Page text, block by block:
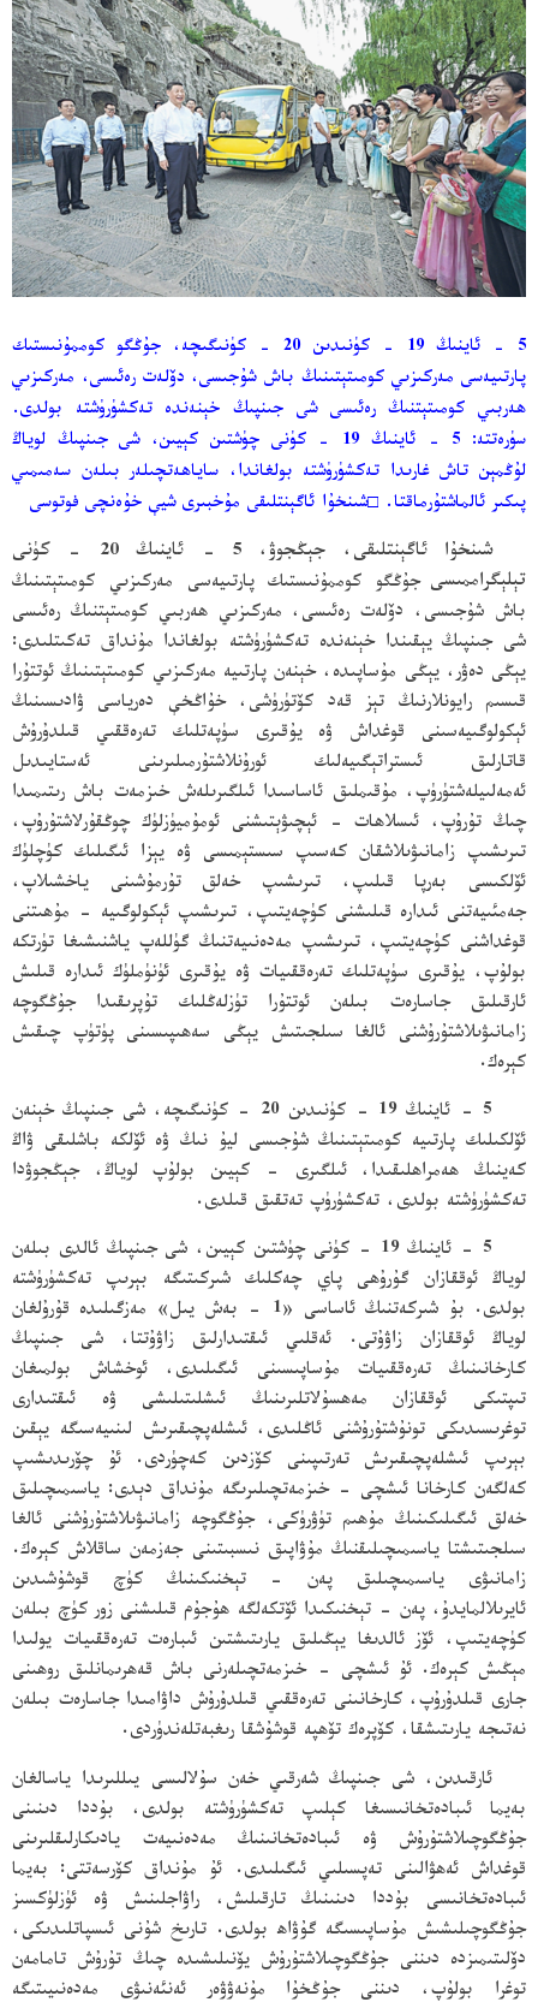
5 - ئاينىڭ 19 - كۈنىدىن 20 - كۈنىگىچە، جۇڭگو كوممۇنىستىك
پارتىيەسى مەركىزىي كومىتېتىنىڭ باش شۇجىسى، دۆلەت رەئىسى، مەركىزىي
ھەربىي كومىتېتنىڭ رەئىسى شى جىنپىڭ خېنەندە تەكشۈرۈشتە بولدى.
سۈرەتتە: 5 - ئاينىڭ 19 - كۈنى چۈشتىن كېيىن، شى جىنپىڭ لوياڭ
لۇڭمېن تاش غارىدا تەكشۈرۈشتە بولغاندا، ساياھەتچىلەر بىلەن سەمىمىي
پىكىر ئالماشتۇرماقتا. □شىنخۇا ئاگېنتلىقى مۇخبىرى شيې خۇەنچى فوتوسى
شىنخۇا ئاگېنتلىقى، جېڭجوۋ، 5 - ئاينىڭ 20 - كۈنى
تېلېگراممىسى جۇڭگو كوممۇنىستىك پارتىيەسى مەركىزىي كومىتېتىنىڭ
باش شۇجىسى، دۆلەت رەئىسى، مەركىزىي ھەربىي كومىتېتنىڭ رەئىسى
شى جىنپىڭ يېقىندا خېنەندە تەكشۈرۈشتە بولغاندا مۇنداق تەكىتلىدى:
يېڭى دەۋر، يېڭى مۇساپىدە، خېنەن پارتىيە مەركىزىي كومىتېتىنىڭ ئوتتۇرا
قىسىم رايونلارنىڭ تېز قەد كۆتۈرۈشى، خۇاڭخې دەرياسى ۋادىسىنىڭ
ئېكولوگىيەسىنى قوغداش ۋە يۇقىرى سۈپەتلىك تەرەققىي قىلدۇرۇش
قاتارلىق ئىستراتېگىيەلىك ئورۇنلاشتۇرمىلىرىنى ئەستايىدىل
ئەمەلىيلەشتۈرۈپ، مۇقىملىق ئاساسىدا ئىلگىرىلەش خىزمەت باش رىتىمىدا
چىڭ تۇرۇپ، ئىسلاھات - ئېچىۋېتىشنى ئومۇميۈزلۈك چوڭقۇرلاشتۇرۇپ،
تىرىشىپ زامانىۋىلاشقان كەسىپ سىستېمىسى ۋە يېزا ئىگىلىك كۈچلۈك
ئۆلكىسى بەرپا قىلىپ، تىرىشىپ خەلق تۇرمۇشىنى ياخشىلاپ،
جەمئىيەتنى ئىدارە قىلىشنى كۈچەيتىپ، تىرىشىپ ئېكولوگىيە - مۇھىتنى
قوغداشنى كۈچەيتىپ، تىرىشىپ مەدەنىيەتنىڭ گۈللەپ ياشنىشىغا تۈرتكە
بولۇپ، يۇقىرى سۈپەتلىك تەرەققىيات ۋە يۇقىرى ئۈنۈملۈك ئىدارە قىلىش
ئارقىلىق جاسارەت بىلەن ئوتتۇرا تۈزلەڭلىك تۇپرىقىدا جۇڭگوچە
زامانىۋىلاشتۇرۇشنى ئالغا سىلجىتىش يېڭى سەھىپىسىنى پۈتۈپ چىقىش
كېرەك.
5 - ئاينىڭ 19 - كۈنىدىن 20 - كۈنىگىچە، شى جىنپىڭ خېنەن
ئۆلكىلىك پارتىيە كومىتېتىنىڭ شۇجىسى ليۇ نىڭ ۋە ئۆلكە باشلىقى ۋاڭ
كەينىڭ ھەمراھلىقىدا، ئىلگىرى - كېيىن بولۇپ لوياڭ، جېڭجوۋدا
تەكشۈرۈشتە بولدى، تەكشۈرۈپ تەتقىق قىلدى.
5 - ئاينىڭ 19 - كۈنى چۈشتىن كېيىن، شى جىنپىڭ ئالدى بىلەن
لوياڭ ئوققازان گۇرۇھى پاي چەكلىك شىركىتىگە بېرىپ تەكشۈرۈشتە
بولدى. بۇ شىركەتنىڭ ئاساسى «1 - بەش يىل» مەزگىلىدە قۇرۇلغان
لوياڭ ئوققازان زاۋۇتى. ئەقلىي ئىقتىدارلىق زاۋۇتتا، شى جىنپىڭ
كارخانىنىڭ تەرەققىيات مۇساپىسىنى ئىگىلىدى، ئوخشاش بولمىغان
تىپتىكى ئوققازان مەھسۇلاتلىرىنىڭ ئىشلىتىلىشى ۋە ئىقتىدارى
توغرىسىدىكى تونۇشتۇرۇشنى ئاڭلىدى، ئىشلەپچىقىرىش لىنىيەسىگە يېقىن
بېرىپ ئىشلەپچىقىرىش تەرتىپىنى كۆزدىن كەچۈردى. ئۇ چۆرىدىشىپ
كەلگەن كارخانا ئىشچى - خىزمەتچىلىرىگە مۇنداق دېدى: ياسىمىچىلىق
خەلق ئىگىلىكىنىڭ مۇھىم تۈۋرۈكى، جۇڭگوچە زامانىۋىلاشتۇرۇشنى ئالغا
سىلجىتىشتا ياسىمىچىلىقنىڭ مۇۋاپىق نىسبىتىنى جەزمەن ساقلاش كېرەك.
زامانىۋى ياسىمىچىلىق پەن - تېخنىكىنىڭ كۈچ قوشۇشىدىن
ئايرىلالمايدۇ، پەن - تېخنىكىدا ئۆتكەلگە ھۇجۇم قىلىشنى زور كۈچ بىلەن
كۈچەيتىپ، ئۆز ئالدىغا يېڭىلىق يارىتىشتىن ئىبارەت تەرەققىيات يولىدا
مېڭىش كېرەك. ئۇ ئىشچى - خىزمەتچىلەرنى باش قەھرىمانلىق روھىنى
جارى قىلدۇرۇپ، كارخانىنى تەرەققىي قىلدۇرۇش داۋامىدا جاسارەت بىلەن
نەتىجە يارىتىشقا، كۆپرەك تۆھپە قوشۇشقا رىغبەتلەندۈردى.
ئارقىدىن، شى جىنپىڭ شەرقىي خەن سۇلالىسى يىللىرىدا ياسالغان
بەيما ئىبادەتخانىسىغا كېلىپ تەكشۈرۈشتە بولدى، بۇددا دىنىنى
جۇڭگوچىلاشتۇرۇش ۋە ئىبادەتخانىنىڭ مەدەنىيەت يادىكارلىقلىرىنى
قوغداش ئەھۋالىنى تەپسىلىي ئىگىلىدى. ئۇ مۇنداق كۆرسەتتى: بەيما
ئىبادەتخانىسى بۇددا دىنىنىڭ تارقىلىش، راۋاجلىنىش ۋە ئۈزلۈكسىز
جۇڭگوچىلىشىش مۇساپىسىگە گۇۋاھ بولدى. تارىخ شۇنى ئىسپاتلىدىكى،
دۆلىتىمىزدە دىننى جۇڭگوچىلاشتۇرۇش يۆنىلىشىدە چىڭ تۇرۇش تامامەن
توغرا بولۇپ، دىننى جۇڭخۇا مۇنەۋۋەر ئەنئەنىۋى مەدەنىيىتىگە